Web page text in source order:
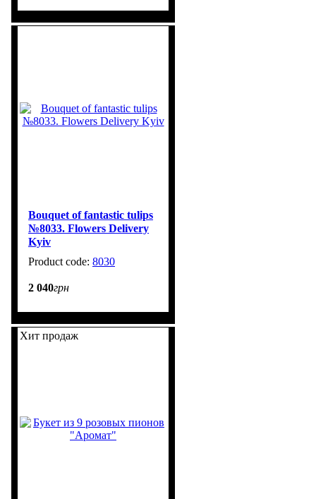
Bouquet of fantastic tulips
№8033. Flowers Delivery
Kyiv
8030
2 040грн
Хит продаж